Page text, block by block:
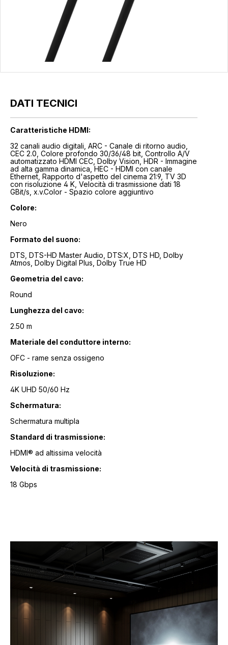
DATI TECNICI
Caratteristiche HDMI:
32 canali audio digitali, ARC - Canale di ritorno audio,
CEC 2.0, Colore profondo 30/36/48 bit, Controllo A/V
automatizzato HDMI CEC, Dolby Vision, HDR - Immagine
ad alta gamma dinamica, HEC - HDMI con canale
Ethernet, Rapporto d'aspetto del cinema 21:9, TV 3D
con risoluzione 4 K, Velocità di trasmissione dati 18
GBit/s, x.v.Color - Spazio colore aggiuntivo
Colore:
Nero
Formato del suono:
DTS, DTS-HD Master Audio, DTS:X, DTS HD, Dolby
Atmos, Dolby Digital Plus, Dolby True HD
Geometria del cavo:
Round
Lunghezza del cavo:
2.50 m
Materiale del conduttore interno:
OFC - rame senza ossigeno
Risoluzione:
4K UHD 50/60 Hz
Schermatura:
Schermatura multipla
Standard di trasmissione:
HDMI® ad altissima velocità
Velocità di trasmissione:
18 Gbps